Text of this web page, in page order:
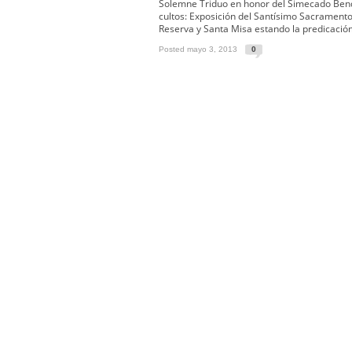
Función Principal de Instituto
Besapié y Besamano en la
Gitanos: Besamanos del Señor
Solemne Triduo en honor del Simecado
cultos: Exposición del Santísimo
Reserva y Santa Misa estando la
Posted mayo 3, 2013 0